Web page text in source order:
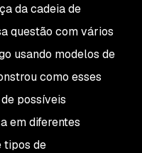
da cadeia de
questão com vários
usando modelos de
como esses
possíveis
em diferentes
tipos de